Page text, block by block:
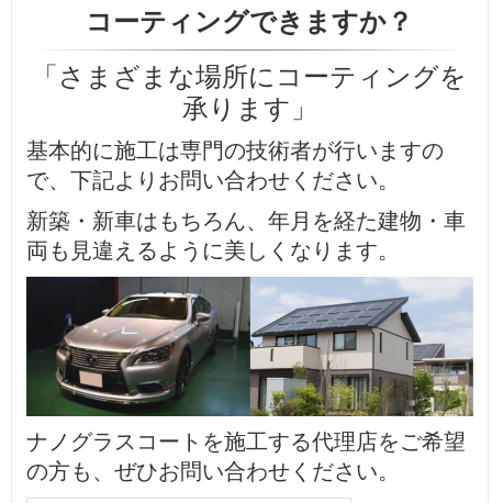
コーティングできますか？
「さまざまな場所にコーティングを
承ります」
基本的に施工は専門の技術者が行いますの
で、下記よりお問い合わせください。
新築・新車はもちろん、年月を経た建物・車
両も見違えるように美しくなります。
ナノグラスコートを施工する代理店をご希望
の方も、ぜひお問い合わせください。